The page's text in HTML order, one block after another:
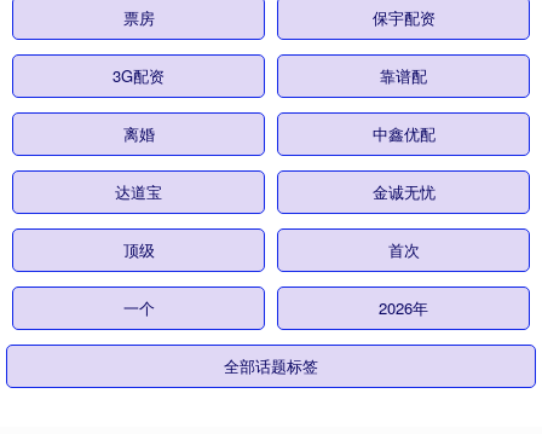
票房 保宇配资
3G配资 靠谱配
离婚 中鑫优配
达道宝 金诚无忧
顶级 首次
一个 2026年
全部话题标签